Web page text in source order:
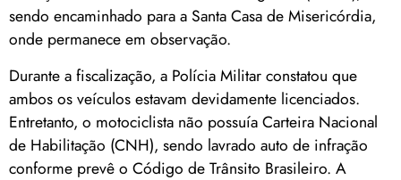
sendo encaminhado para a Santa Casa de Misericórdia,
onde permanece em observação.
Durante a fiscalização, a Polícia Militar constatou que
ambos os veículos estavam devidamente licenciados.
Entretanto, o motociclista não possuía Carteira Nacional
de Habilitação (CNH), sendo lavrado auto de infração
conforme prevê o Código de Trânsito Brasileiro. A